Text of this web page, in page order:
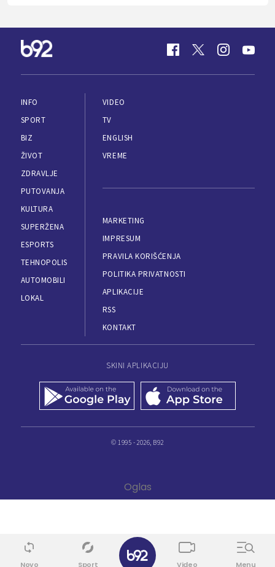
INFO
SPORT
BIZ
ŽIVOT
ZDRAVLJE
PUTOVANJA
KULTURA
SUPERŽENA
ESPORTS
TEHNOPOLIS
AUTOMOBILI
LOKAL
VIDEO
TV
ENGLISH
VREME
MARKETING
IMPRESUM
PRAVILA KORIŠĆENJA
POLITIKA PRIVATNOSTI
APLIKACIJE
RSS
KONTAKT
SKINI APLIKACIJU
© 1995 - 2026, B92
Novo Sport Video Menu